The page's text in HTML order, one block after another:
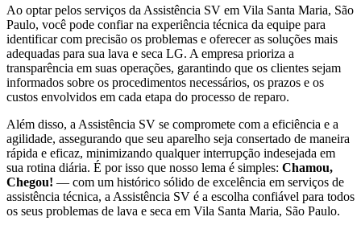
Ao optar pelos serviços da Assistência SV em Vila Santa Maria, São
Paulo, você pode confiar na experiência técnica da equipe para
identificar com precisão os problemas e oferecer as soluções mais
adequadas para sua lava e seca LG. A empresa prioriza a
transparência em suas operações, garantindo que os clientes sejam
informados sobre os procedimentos necessários, os prazos e os
custos envolvidos em cada etapa do processo de reparo.
Além disso, a Assistência SV se compromete com a eficiência e a
agilidade, assegurando que seu aparelho seja consertado de maneira
rápida e eficaz, minimizando qualquer interrupção indesejada em
sua rotina diária. É por isso que nosso lema é simples: Chamou,
Chegou! — com um histórico sólido de excelência em serviços de
assistência técnica, a Assistência SV é a escolha confiável para todos
os seus problemas de lava e seca em Vila Santa Maria, São Paulo.